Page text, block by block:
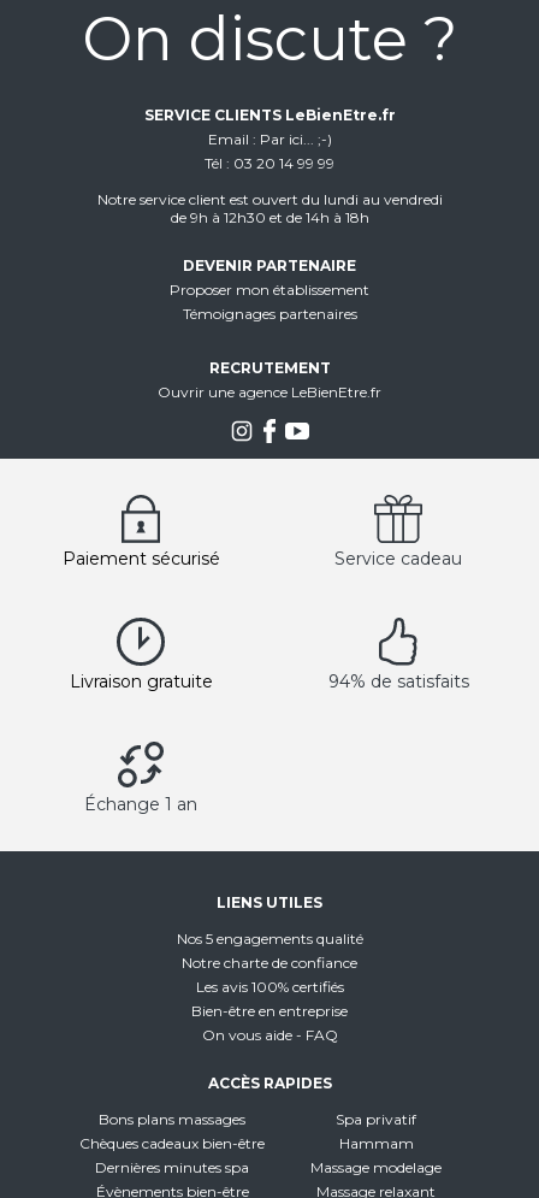
On discute ?
SERVICE CLIENTS LeBienEtre.fr
Email
Par ici... ;-)
Tél
03 20 14 99 99
Notre service client est ouvert du lundi au vendredi
de 9h à 12h30 et de 14h à 18h
DEVENIR PARTENAIRE
Proposer mon établissement
Témoignages partenaires
RECRUTEMENT
Ouvrir une agence LeBienEtre.fr
Paiement sécurisé Service cadeau
Livraison gratuite 94% de satisfaits
Échange 1 an
LIENS UTILES
Nos 5 engagements qualité
Notre charte de confiance
Les avis 100% certifiés
Bien-être en entreprise
On vous aide - FAQ
ACCÈS RAPIDES
Bons plans massages
Chèques cadeaux bien-être
Dernières minutes spa
Évènements bien-être
Spa privatif
Hammam
Massage modelage
Massage relaxant